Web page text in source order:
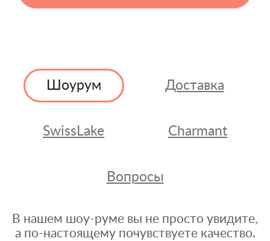
Шоурум Доставка
SwissLake Charmant
Вопросы
В нашем шоу-руме вы не просто увидите,
а по-настоящему почувствуете качество.